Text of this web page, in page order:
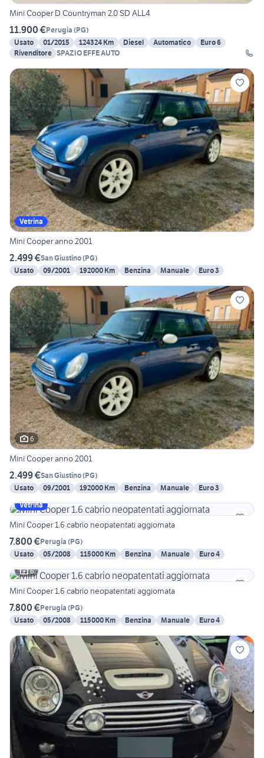
Mini Cooper D Countryman 2.0 SD ALL4
11.900 €Perugia (PG)
Usato
01/2015 124324 Km Diesel Automatico
Euro 6
Rivenditore SPAZIO EFFE AUTO
Vetrina
Mini Cooper anno 2001
2.499 €San Giustino(PG)
Usato
09/2001 192000 Km Benzina Manuale Euro 3
6
Mini Cooper anno 2001
2.499 €San Giustino(PG)
Usato
09/2001 192000 Km Benzina Manuale
Euro 3
Vetrina
Mini Cooper 1.6 cabrio neopatentati aggiornata
7.800 €Perugia (PG)
Usato
05/2008 115000 Km Benzina Manuale
Euro 4
6
Mini Cooper 1.6 cabrio neopatentati aggiornata
7.800 €Perugia (PG)
Usato
05/2008 115000 Km Benzina Manuale Euro 4